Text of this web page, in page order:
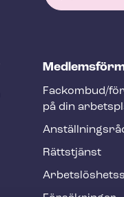
T
h
y
f
o
o
Fackombud/
på din
Rättstjänst